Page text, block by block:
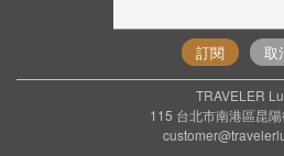
訂閱 取
TRAVELER
115 台北市南港區昆